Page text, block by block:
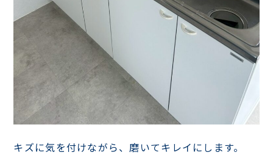
キズに気を付けながら、磨いてキレイにします。